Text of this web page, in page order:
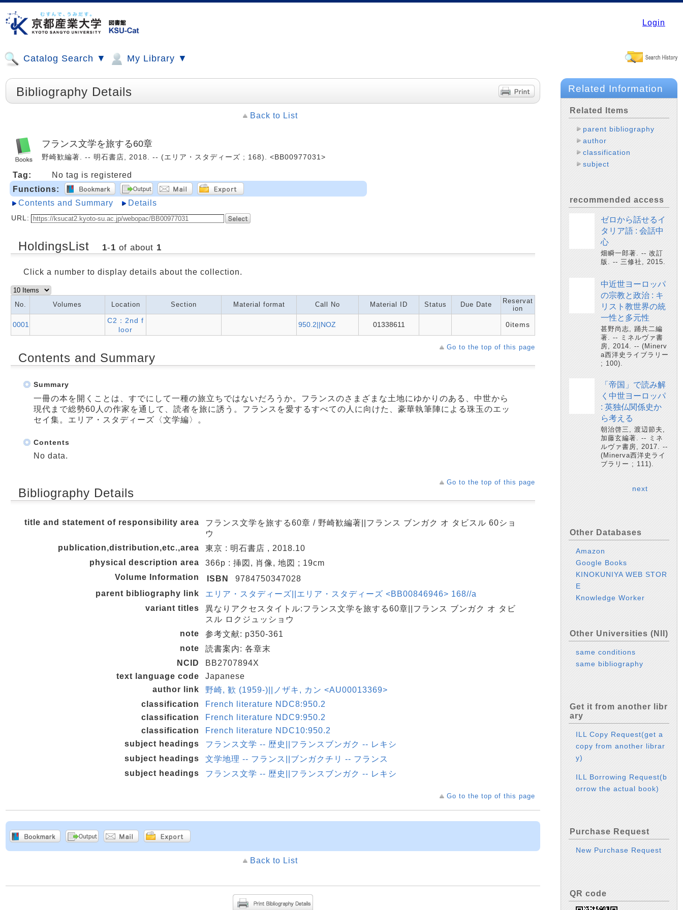
Login
Catalog Search ▼ My Library ▼
Bibliography Details
Back to List
フランス文学を旅する60章
野崎歓編著. -- 明石書店, 2018. -- (エリア・スタディーズ ; 168). <BB00977031>
Tag:
No tag is registered
Functions:
Contents and Summary
Details
URL:
HoldingsList 1-1 of about 1
Click a number to display details about the collection.
No. Volumes Location Section Material format Call No Material ID Status Due Date
Reservat
ion
0001
C2：2nd f
loor
950.2||NOZ 01338611 0items
Go to the top of this page
Contents and Summary
Summary
一冊の本を開くことは、すでにして一種の旅立ちではないだろうか。フランスのさまざまな土地にゆかりのある、中世から
現代まで総勢60人の作家を通して、読者を旅に誘う。フランスを愛するすべての人に向けた、豪華執筆陣による珠玉のエッ
セイ集。エリア・スタディーズ〈文学編〉。
Contents
No data.
Go to the top of this page
Bibliography Details
title and statement of responsibility area
フランス文学を旅する60章 / 野崎歓編著||フランス ブンガク オ タビスル 60ショ
ウ
publication,distribution,etc.,area
東京 : 明石書店 , 2018.10
physical description area
366p : 挿図, 肖像, 地図 ; 19cm
Volume Information
ISBN
9784750347028
parent bibliography link
エリア・スタディーズ||エリア・スタディーズ <BB00846946> 168//a
variant titles
異なりアクセスタイトル:フランス文学を旅する60章||フランス ブンガク オ タビ
スル ロクジュッショウ
note
参考文献: p350-361
note
読書案内: 各章末
NCID
BB2707894X
text language code
Japanese
author link
野崎, 歓 (1959-)||ノザキ, カン <AU00013369>
classification
French literature NDC8:950.2
classification
French literature NDC9:950.2
classification
French literature NDC10:950.2
subject headings
フランス文学 -- 歴史||フランスブンガク -- レキシ
subject headings
文学地理 -- フランス||ブンガクチリ -- フランス
subject headings
フランス文学 -- 歴史||フランスブンガク -- レキシ
Go to the top of this page
Back to List
Related Information
Related Items
parent bibliography
author
classification
subject
recommended access
ゼロから話せるイ
タリア語 : 会話中
心
畑瞬一郎著. -- 改訂
版. -- 三修社, 2015.
中近世ヨーロッパ
の宗教と政治 : キ
リスト教世界の統
一性と多元性
甚野尚志, 踊共二編
著. -- ミネルヴァ書
房, 2014. -- (Minerv
a西洋史ライブラリー
; 100).
「帝国」で読み解
く中世ヨーロッパ
: 英独仏関係史か
ら考える
朝治啓三, 渡辺節夫,
加藤玄編著. -- ミネ
ルヴァ書房, 2017. --
(Minerva西洋史ライ
ブラリー ; 111).
next
Other Databases
Amazon
Google Books
KINOKUNIYA WEB STOR
E
Knowledge Worker
Other Universities (NII)
same conditions
same bibliography
Get it from another libr
ary
ILL Copy Request(get a
copy from another librar
y)
ILL Borrowing Request(b
orrow the actual book)
Purchase Request
New Purchase Request
QR code